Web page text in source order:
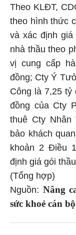
Theo KLĐT,
theo hình thức
và xác định
nhà thầu theo
vị cung cấp
đồng; Cty Ý
Công là 7,25 tỷ
đồng của Cty
thuê Cty Nhân
bảo khách
khoản 2 Điều
định giá gói
(Tổng hợp)
Nguồn: Nâng
sức khoẻ cán